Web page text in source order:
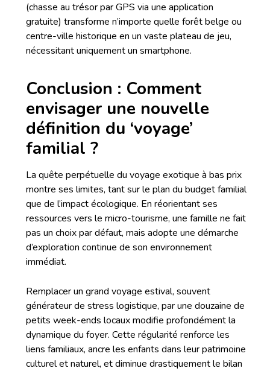
(chasse au trésor par GPS via une application
gratuite) transforme n’importe quelle forêt belge ou
centre-ville historique en un vaste plateau de jeu,
nécessitant uniquement un smartphone.
Conclusion : Comment
envisager une nouvelle
définition du ‘voyage’
familial ?
La quête perpétuelle du voyage exotique à bas prix
montre ses limites, tant sur le plan du budget familial
que de l’impact écologique. En réorientant ses
ressources vers le micro-tourisme, une famille ne fait
pas un choix par défaut, mais adopte une démarche
d’exploration continue de son environnement
immédiat.
Remplacer un grand voyage estival, souvent
générateur de stress logistique, par une douzaine de
petits week-ends locaux modifie profondément la
dynamique du foyer. Cette régularité renforce les
liens familiaux, ancre les enfants dans leur patrimoine
culturel et naturel, et diminue drastiquement le bilan